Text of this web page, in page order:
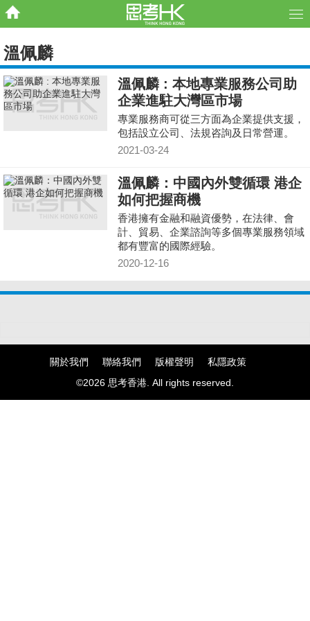
溫佩麟
溫佩麟 : 本地專業服務公司助
企業進駐大灣區市場
專業服務商可從三方面為企業提供支援，
包括設立公司、法規咨詢及日常營運。
2021-03-24
溫佩麟：中國內外雙循環 港企
如何把握商機
香港擁有金融和融資優勢，在法律、會
計、貿易、企業諮詢等多個專業服務領域
都有豐富的國際經驗。
2020-12-16
關於我們 聯絡我們 版權聲明
私隱政策
©2026 思考香港. All rights reserved.